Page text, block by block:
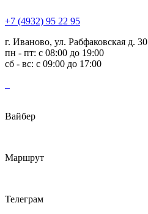
+7 (4932) 95 22 95
г. Иваново, ул. Рабфаковская д. 30
пн - пт: с 08:00 до 19:00
сб - вс: с 09:00 до 17:00
Вайбер
Маршрут
Телеграм